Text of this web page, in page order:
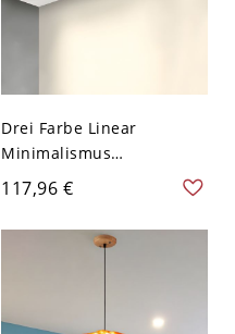
Drei Farbe Linear
Minimalismus
Deckenlampe Rechteck
Weißer Acryl Schirm
Deckenleuchte - Holz
110V-120V 59,69 cm
117,96 €